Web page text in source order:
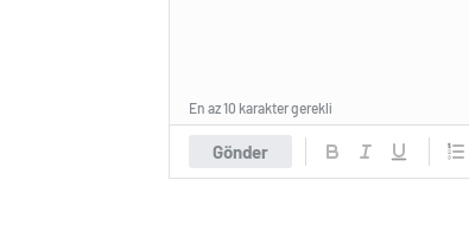
Gönder
En az 10 karakter gerekli